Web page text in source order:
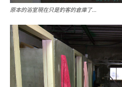
原本的浴室現在只是釣客的倉庫了…